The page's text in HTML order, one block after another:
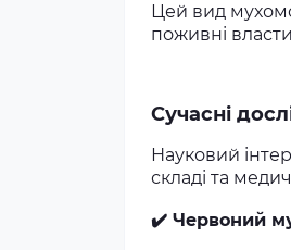
Цей вид
поживні
Сучасні
Науковий
складі та
✔️ Червоний